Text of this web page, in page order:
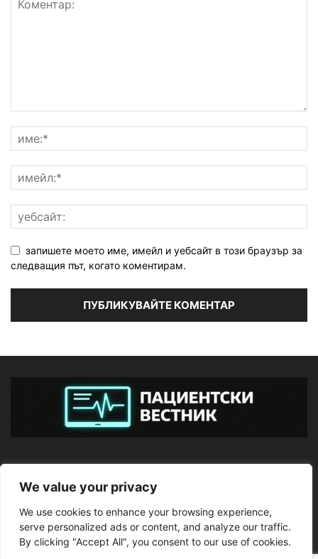
We value your privacy
We use cookies to enhance your browsing experience,
serve personalized ads or content, and analyze our traffic.
By clicking "Accept All", you consent to our use of cookies.
запишете моето име, имейл и уебсайт в този браузър за
следващия път, когато коментирам.
ПОСЛЕДВАЙТЕ НИ